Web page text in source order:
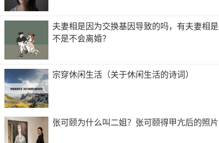
夫妻相是因为交换基因导致的吗，有夫妻相是
不是不会离婚？
宗穿休闲生活（关于休闲生活的诗词）
张可颐为什么叫二姐？张可颐得甲亢后的照片